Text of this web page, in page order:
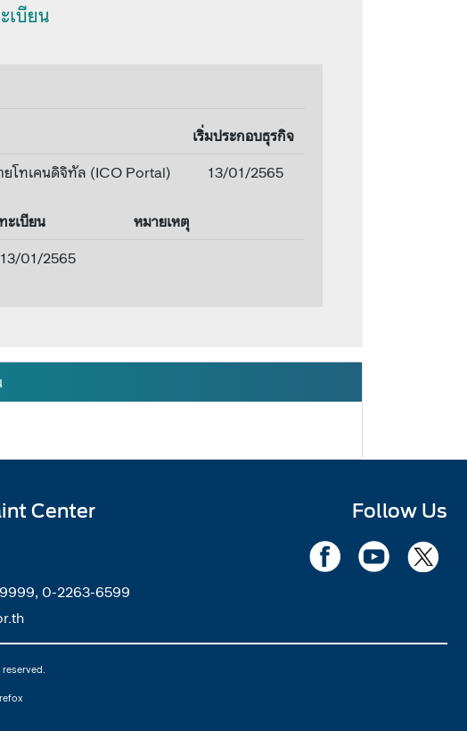
เบียน
เริ่มประกอบธุรกิจ
ยโทเคนดิจิทัล (ICO Portal) 13/01/2565
เบียน หมายเหตุ
13/01/2565
Center
0-2263-6599
Follow Us